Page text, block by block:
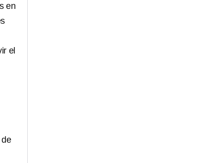
en
el
de